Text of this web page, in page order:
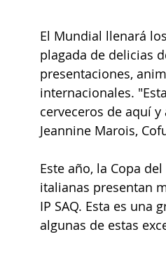
El Mundial llenará los
plagada de delicias
presentaciones,
internacionales.
cerveceros de aquí
Jeannine Marois,
Este año, la Copa
italianas presentan
IP SAQ. Esta es
algunas de estas